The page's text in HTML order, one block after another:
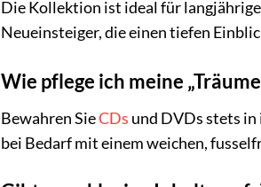
Die Kollektion ist ideal für
Neueinsteiger, die einen tiefen
Wie pflege ich meine
Bewahren SieCDs und DVDs stets
bei Bedarf mit einem weichen,